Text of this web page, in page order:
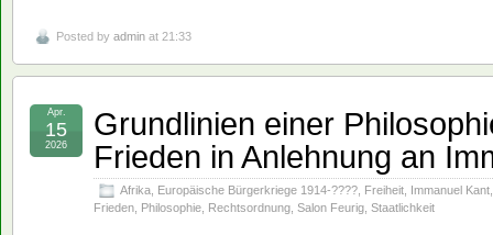
Posted by admin at 21:33
Grundlinien einer
Frieden in Anlehnung an
Afrika Europäische Bürgerkriege 1914-???? Freiheit Immanuel Kant
Frieden Philosophie Rechtsordnung Salon Feurig Staatlichkeit
Apr.
15
2026